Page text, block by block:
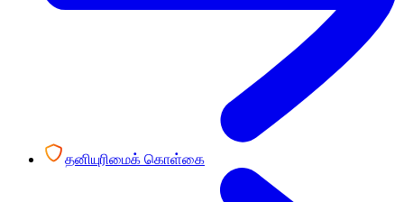
தனியுரிமைக் கொள்கை